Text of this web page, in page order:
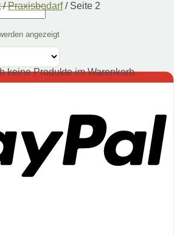
keine Produkte im Warenkorb.
/ Praxisbedarf /Seite 2
angezeigt